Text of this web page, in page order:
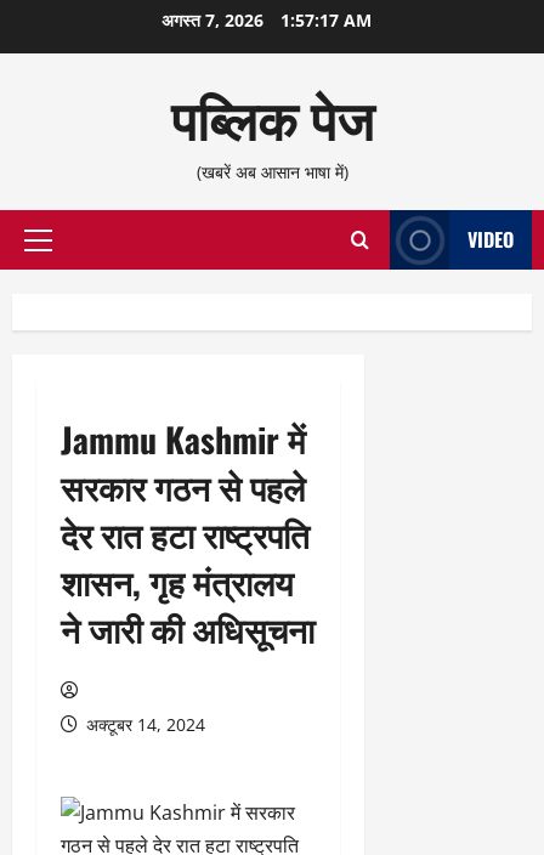
सामग्री
अगस्त 7, 2026 1:57:18 AM
पब्लिक पेज
(खबरें अब आसान भाषा में)
प्राथमिक
VIDEO
Jammu Kashmir में
सरकार गठन से पहले
देर रात हटा राष्ट्रपति
शासन, गृह मंत्रालय
ने जारी की अधिसूचना
अक्टूबर 14, 2024